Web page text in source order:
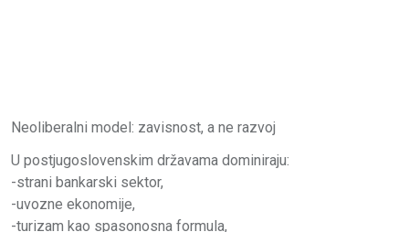
Neoliberalni model: zavisnost, a ne razvoj
U postjugoslovenskim državama dominiraju:
-strani bankarski sektor,
-uvozne ekonomije,
-turizam kao spasonosna formula,